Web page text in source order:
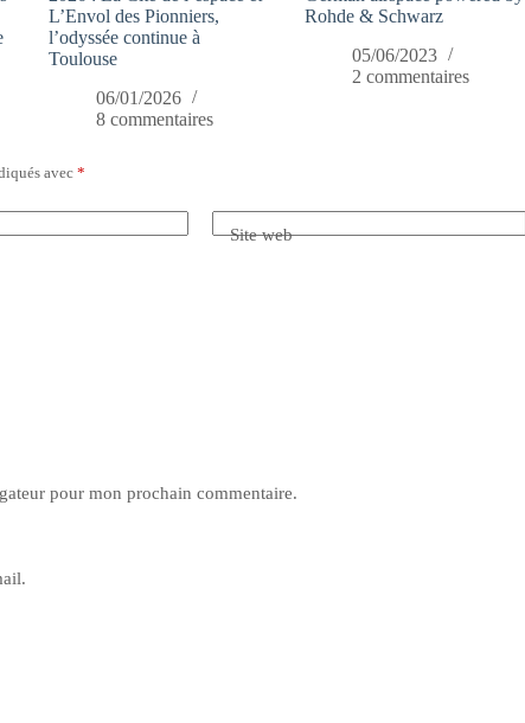
L’Envol des Pionniers,
l’odyssée continue à
Toulouse
06/01/2026
8 commentaires
Rohde & Schwarz
05/06/2023
2 commentaires
avec *
Site web
pour mon prochain commentaire.